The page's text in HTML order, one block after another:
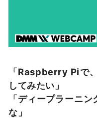
「Raspberry Piで
してみたい 」
「ディープラーニ
な」